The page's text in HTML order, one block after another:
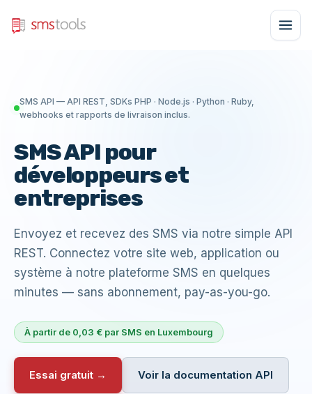
SMS API — API REST, SDKs PHP · Node.js · Python · Ruby,
webhooks et rapports de livraison inclus.
SMS API pour
développeurs et
entreprises
Envoyez et recevez des SMS via notre simple API
REST. Connectez votre site web, application ou
système à notre plateforme SMS en quelques
minutes — sans abonnement, pay-as-you-go.
À partir de 0,03 € par SMS en Luxembourg
Essai gratuit → Voir la documentation API